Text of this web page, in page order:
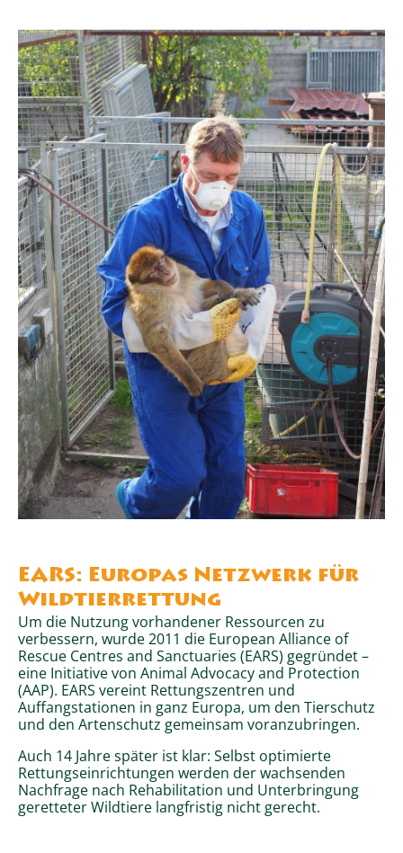
EARS: Europas Netzwerk für
Wildtierrettung
Um die Nutzung vorhandener Ressourcen zu
verbessern, wurde 2011 die European Alliance of
Rescue Centres and Sanctuaries (EARS) gegründet –
eine Initiative von Animal Advocacy and Protection
(AAP). EARS vereint Rettungszentren und
Auffangstationen in ganz Europa, um den Tierschutz
und den Artenschutz gemeinsam voranzubringen.
Auch 14 Jahre später ist klar: Selbst optimierte
Rettungseinrichtungen werden der wachsenden
Nachfrage nach Rehabilitation und Unterbringung
geretteter Wildtiere langfristig nicht gerecht.